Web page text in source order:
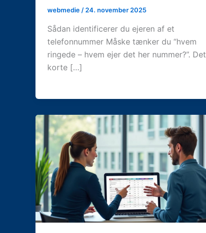
webmedie / 24. november 2025
Sådan identificerer du ejeren af et
telefonnummer Måske tænker du “hvem
ringede – hvem ejer det her nummer?”. Det
korte […]